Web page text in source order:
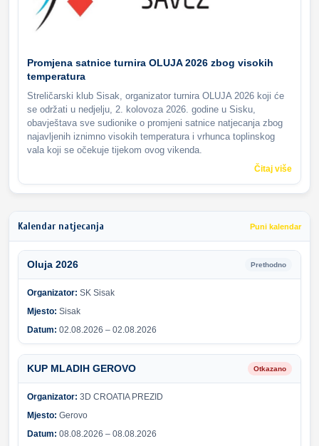
Promjena satnice turnira OLUJA 2026 zbog visokih
temperatura
Streličarski klub Sisak, organizator turnira OLUJA 2026 koji će
se održati u nedjelju, 2. kolovoza 2026. godine u Sisku,
obavještava sve sudionike o promjeni satnice natjecanja zbog
najavljenih iznimno visokih temperatura i vrhunca toplinskog
vala koji se očekuje tijekom ovog vikenda.
Čitaj više
Kalendar natjecanja Puni kalendar
Oluja 2026 Prethodno
Organizator: SK Sisak
Mjesto: Sisak
Datum: 02.08.2026 – 02.08.2026
KUP MLADIH GEROVO Otkazano
Organizator: 3D CROATIA PREZID
Mjesto: Gerovo
Datum: 08.08.2026 – 08.08.2026